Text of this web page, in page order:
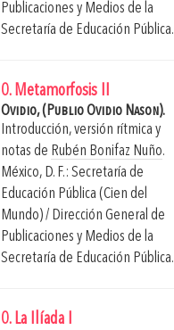
Publicaciones y Medios de la
Secretaría de Educación Pública.
0. Metamorfosis II
Ovidio, (Publio Ovidio Nason).
Introducción, versión rítmica y
notas de Rubén Bonifaz Nuño.
México, D. F.: Secretaría de
Educación Pública (Cien del
Mundo) / Dirección General de
Publicaciones y Medios de la
Secretaría de Educación Pública.
0. La Ilíada I